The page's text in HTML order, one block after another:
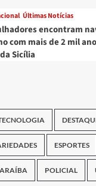
Últimas Notícias
encontram
com mais de 2 mil
Sicília
ESPORTES
POLICIAL